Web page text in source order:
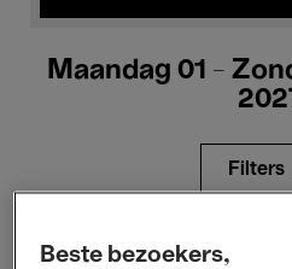
Maandag 01 -
Filters
Alle evenementen
Beste bezoekers,